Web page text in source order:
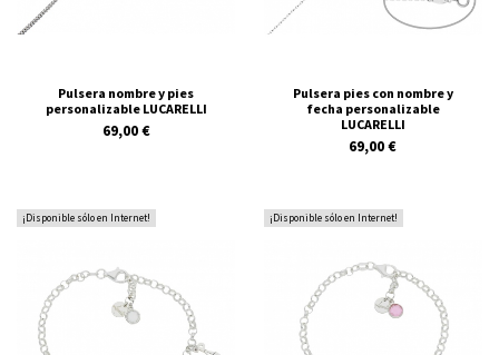
Pulsera nombre y pies
personalizable LUCARELLI
69,00 €
Pulsera pies con nombre y
fecha personalizable
LUCARELLI
69,00 €
¡Disponible sólo en Internet! ¡Disponible sólo en Internet!